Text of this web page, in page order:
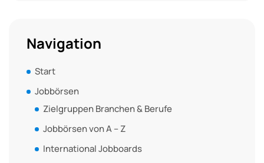
Navigation
Start
Jobbörsen
Zielgruppen Branchen & Berufe
Jobbörsen von A – Z
International Jobboards